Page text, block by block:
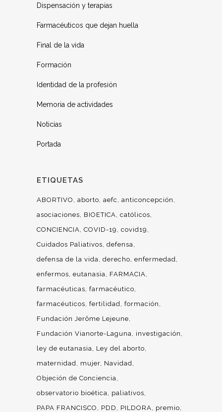
Dispensación y terapias
Farmacéuticos que dejan huella
Final de la vida
Formación
Identidad de la profesión
Memoria de actividades
Noticias
Portada
ETIQUETAS
ABORTIVO aborto aefc
anticoncepción
asociaciones
BIOETICA católicos
CONCIENCIA COVID-19
covid19
Cuidados Paliativos defensa
defensa de la vida derecho enfermedad
enfermos eutanasia
FARMACIA
farmacéuticas farmacéutico
farmacéuticos fertilidad formación
Fundación Jerôme Lejeune
Fundación Vianorte-Laguna
investigación
ley de eutanasia
Ley del aborto
maternidad
mujer Navidad
Objeción de Conciencia
observatorio bioética
paliativos
PAPA FRANCISCO
PDD PILDORA
premio